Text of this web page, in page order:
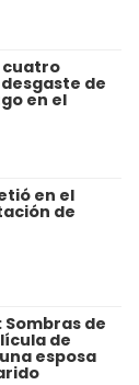
cuatro
de
en el
en el
de
Sombras de
de
esposa